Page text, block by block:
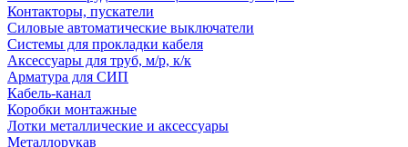
Контакторы, пускатели
Силовые автоматические выключатели
Системы для прокладки кабеля
Аксессуары для труб, м/р, к/к
Арматура для СИП
Кабель-канал
Коробки монтажные
Лотки металлические и аксессуары
Металлорукав